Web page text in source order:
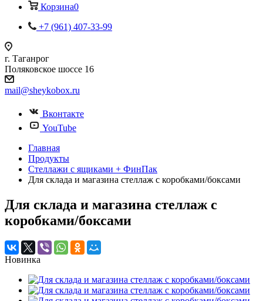
Корзина0
+7 (961) 407-33-99
г. Таганрог
Поляковское шоссе 16
mail@sheykobox.ru
Вконтакте
YouTube
Главная
Продукты
Стеллажи с ящиками + ФинПак
Для склада и магазина стеллаж с коробками/боксами
Для склада и магазина стеллаж с
коробками/боксами
Новинка